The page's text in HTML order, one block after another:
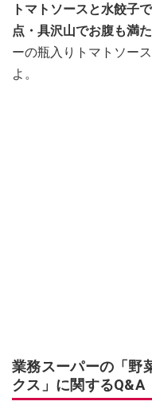
トマトソースと水餃子
点・具沢山でお腹も満
ーの瓶入りトマトソー
よ。
業務スーパーの「野
クス」に関するQ&A